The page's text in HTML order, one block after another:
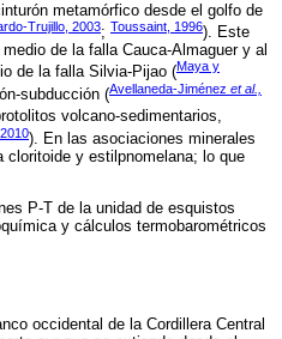
metamórfico desde el golfo de
Trujillo, 2003; Toussaint, 1996). Este
de la falla Cauca-Almaguer y al
de la falla Silvia-Pijao (Maya y
subducción (Avellaneda-Jiménez et al.,
volcano-sedimentarios,
). En las asociaciones minerales
cloritoide y estilpnomelana; lo que
P-T de la unidad de esquistos
y cálculos termobarométricos
occidental de la Cordillera Central